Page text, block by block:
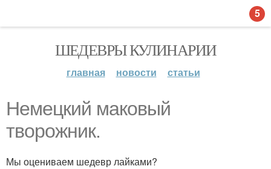
ШЕДЕВРЫ КУЛИНАРИИ
главная новости статьи
Немецкий маковый
творожник.
Мы оцениваем шедевр лайками?
5